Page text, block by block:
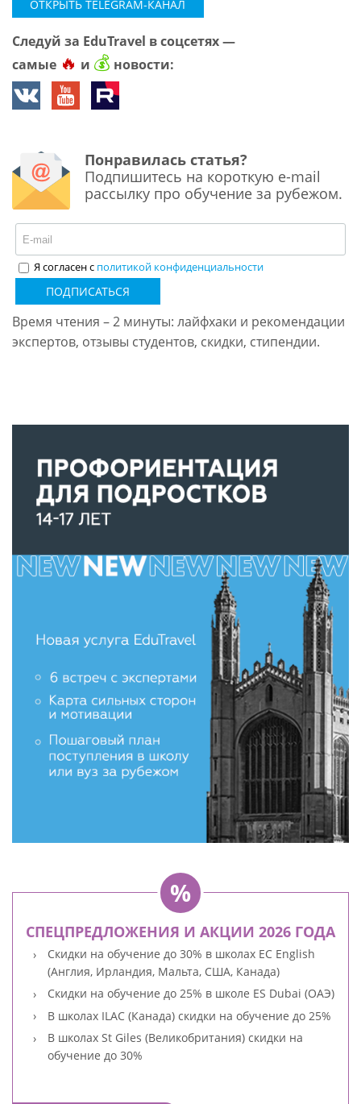
ОТКРЫТЬ TELEGRAM-КАНАЛ
Следуй за EduTravel в соцсетях —
самые 🔥 и 💰 новости:
Понравилась статья?
Подпишитесь на короткую e-mail
рассылку про обучение за рубежом.
Я согласен с политикой конфиденциальности
ПОДПИСАТЬСЯ
Время чтения – 2 минуты: лайфхаки и рекомендации
экспертов, отзывы студентов, скидки, стипендии.
СПЕЦПРЕДЛОЖЕНИЯ И АКЦИИ 2026 ГОДА
Скидки на обучение до 30% в школах EC English
(Англия, Ирландия, Мальта, США, Канада)
Скидки на обучение до 25% в школе ES Dubai (ОАЭ)
В школах ILAC (Канада) скидки на обучение до 25%
В школах St Giles (Великобритания) скидки на
обучение до 30%